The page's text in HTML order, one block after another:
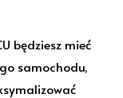
będziesz mieć
samochodu,